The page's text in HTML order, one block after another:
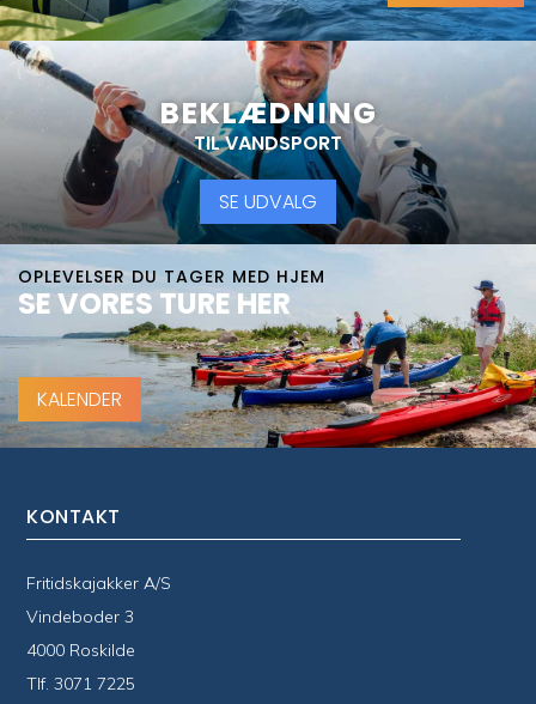
BEKLÆDNING
TIL VANDSPORT
SE UDVALG
OPLEVELSER DU TAGER MED HJEM
SE VORES TURE HER
KALENDER
KONTAKT
Fritidskajakker A/S
Vindeboder 3
4000 Roskilde
Tlf.3071 7225